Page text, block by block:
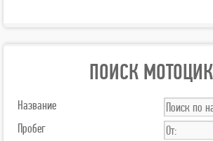
ПОИСК
Название
Пробег